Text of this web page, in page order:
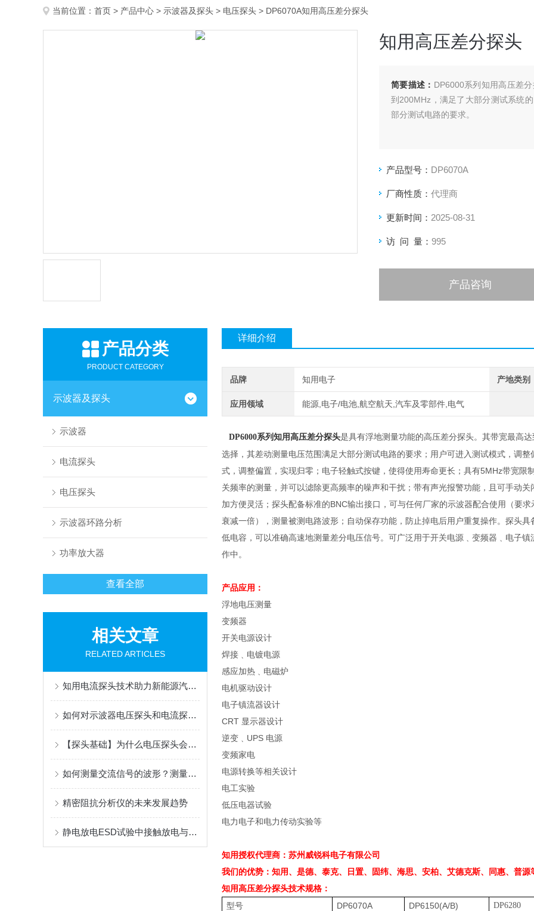
当前位置： 首页 > 产品中心 > 示波器及探头 > 电压探头 > DP6070A知用高压差分探头
知用高压差分探头
简要描述： DP6000系列知用高压差
到200MHz，满足了大部分测试系统
部分测试电路的要求。
产品型号： DP6070A
厂商性质： 代理商
更新时间： 2025-08-31
访 问 量： 995
产品咨询
产品分类
PRODUCT CATEGORY
示波器及探头
示波器
电流探头
电压探头
示波器环路分析
功率放大器
查看全部
相关文章
RELATED ARTICLES
知用电流探头技术助力新能源汽车行业发展
如何对示波器电压探头和电流探头进行偏移校正？
【探头基础】为什么电压探头会有降额曲线（Derating Curve）指标
如何测量交流信号的波形？测量交流信号的指标有哪些？
精密阻抗分析仪的未来发展趋势
静电放电ESD试验中接触放电与空气放电的区别
详细介绍
品牌 知用电子 产地类别
应用领域 能源,电子/电池,航空航天,汽车及零部件,电气
DP6000系列知用高压差分探头是具有浮地测量功能的高压差分探头。其带宽最高达
选择，其差动测量电压范围满足大部分测试电路的要求；用户可进入测试模式，调
式，调整偏置，实现归零；电子轻触式按键，使得使用寿命更长；具有5MHz带宽限
关频率的测量，并可以滤除更高频率的噪声和干扰；带有声光报警功能，且可手动
加方便灵活；探头配备标准的BNC输出接口，可与任何厂家的示波器配合使用（要
衰减一倍），测量被测电路波形；自动保存功能，防止掉电后用户重复操作。探头
低电容，可以准确高速地测量差分电压信号。可广泛用于开关电源﹑变频器﹑电子
作中。
产品应用：
浮地电压测量
变频器
开关电源设计
焊接﹑电镀电源
感应加热﹑电磁炉
电机驱动设计
电子镇流器设计
CRT 显示器设计
逆变﹑ UPS 电源
变频家电
电源转换等相关设计
电工实验
低压电器试验
电力电子和电力传动实验等
知用授权代理商：苏州威锐科电子有限公司
我们的优势：知用、是德、泰克、日置、固纬、海思、安柏、艾德克斯、同惠、普源
知用高压差分探头技术规格：
型号
DP6070A DP6150(A/B)
DP6280